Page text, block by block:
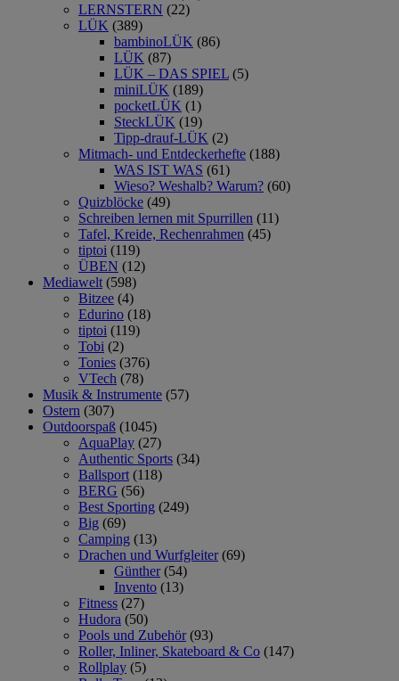
LERNSTERN (22)
LÜK (389)
bambinoLÜK (86)
LÜK (87)
LÜK – DAS SPIEL (5)
miniLÜK (189)
pocketLÜK (1)
SteckLÜK (19)
Tipp-drauf-LÜK (2)
Mitmach- und Entdeckerhefte (188)
WAS IST WAS (61)
Wieso? Weshalb? Warum? (60)
Quizblöcke (49)
Schreiben lernen mit Spurrillen (11)
Tafel, Kreide, Rechenrahmen (45)
tiptoi (119)
ÜBEN (12)
Mediawelt (598)
Bitzee (4)
Edurino (18)
tiptoi (119)
Tobi (2)
Tonies (376)
VTech (78)
Musik & Instrumente (57)
Ostern (307)
Outdoorspaß (1045)
AquaPlay (27)
Authentic Sports (34)
Ballsport (118)
BERG (56)
Best Sporting (249)
Big (69)
Camping (13)
Drachen und Wurfgleiter (69)
Günther (54)
Invento (13)
Fitness (27)
Hudora (50)
Pools und Zubehör (93)
Roller, Inliner, Skateboard & Co (147)
Rollplay (5)